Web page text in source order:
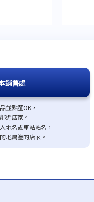
銷售處
並點選OK，
近店家。
地名或車站站名，
地周邊的店家。